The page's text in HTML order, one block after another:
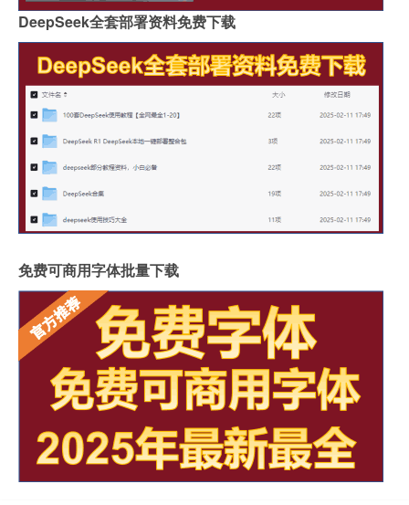
DeepSeek全套部署资料免费下载
免费可商用字体批量下载